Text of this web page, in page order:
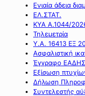
Ενιαία άδεια
ΕΛ.ΣΤΑΤ.
ΚΥΑ Α.1044/
Τηλεμετρία
Υ.Α. 16413 ΕΞ
Ασφαλιστική
Έγγραφο
Εξίσωση
Δήλωση
Συντελεστής